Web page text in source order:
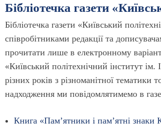
Бібліотечка газети
Бібліотечка газети «Київський
співробітниками редакції та
прочитати лише в електронному
«Київський політехнічний інститут ім.
різних років з різноманітної тематики
надходження ми повідомлятимемо в
Книга «Пам’ятники і пам’ятні знаки